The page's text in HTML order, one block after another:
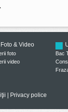
Foto & Video
foto
video
Bac
Privacy police